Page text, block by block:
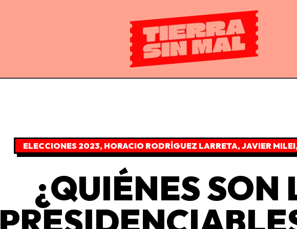
ELECCIONES 2023, HORACIO RODRÍGUEZ LARRETA,JAVIER MILEI
¿QUIÉNES SON